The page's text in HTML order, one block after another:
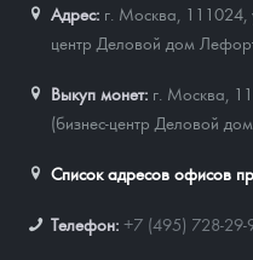
Адрес: г. Москва, 111024
центр Деловой дом
Выкуп монет: г. Москва,
(бизнес-центр Деловой
Список адресов офисов
Телефон: +7 (495) 728-29-